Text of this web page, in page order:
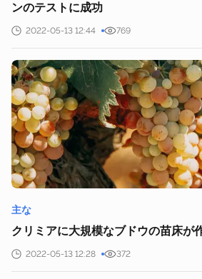
ンのテストに成功
2022-05-13 12:44 769
主な
クリミアに大規模なブドウの苗床が
2022-05-13 12:28 372